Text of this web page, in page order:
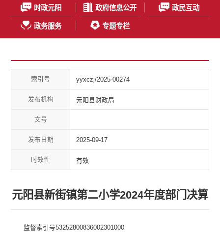
时政元阳 政府信息公开 政民互动
政务服务 专题专栏
索引号 yyxczj/2025-00274
发布机构 元阳县财政局
文号
发布日期 2025-09-17
时效性 有效
元阳县新街镇第二小学2024年度部门决算
监督索引号53252800836002301000